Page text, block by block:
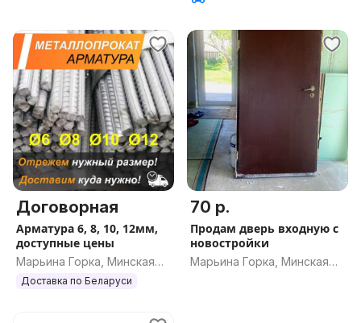
Договорная
Арматура 6, 8, 10, 12мм,
доступные цены
Марьина Горка, Минская
обл.
Доставка по Беларуси
70 р.
Продам дверь входную с
новостройки
Марьина Горка, Минская